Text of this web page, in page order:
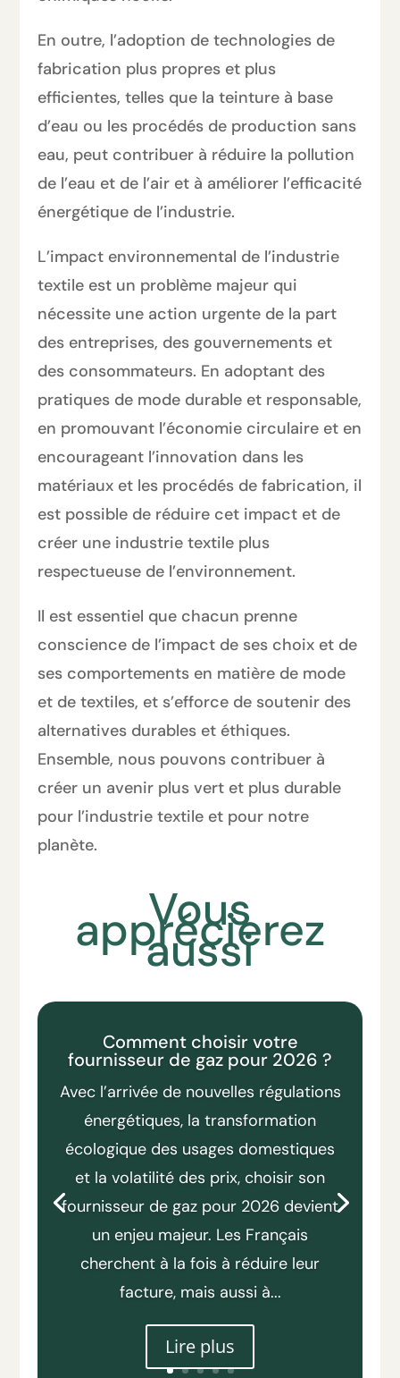
En outre, l’adoption de technologies de
fabrication plus propres et plus
efficientes, telles que la teinture à base
d’eau ou les procédés de production sans
eau, peut contribuer à réduire la pollution
de l’eau et de l’air et à améliorer l’efficacité
énergétique de l’industrie.
L’impact environnemental de l’industrie
textile est un problème majeur qui
nécessite une action urgente de la part
des entreprises, des gouvernements et
des consommateurs. En adoptant des
pratiques de mode durable et responsable,
en promouvant l’économie circulaire et en
encourageant l’innovation dans les
matériaux et les procédés de fabrication, il
est possible de réduire cet impact et de
créer une industrie textile plus
respectueuse de l’environnement.
Il est essentiel que chacun prenne
conscience de l’impact de ses choix et de
ses comportements en matière de mode
et de textiles, et s’efforce de soutenir des
alternatives durables et éthiques.
Ensemble, nous pouvons contribuer à
créer un avenir plus vert et plus durable
pour l’industrie textile et pour notre
planète.
Vous
apprécierez
aussi
Comment choisir votre
fournisseur de gaz pour 2026 ?
Avec l’arrivée de nouvelles régulations
énergétiques, la transformation
écologique des usages domestiques
et la volatilité des prix, choisir son
fournisseur de gaz pour 2026 devient
un enjeu majeur. Les Français
cherchent à la fois à réduire leur
facture, mais aussi à...
Lire plus